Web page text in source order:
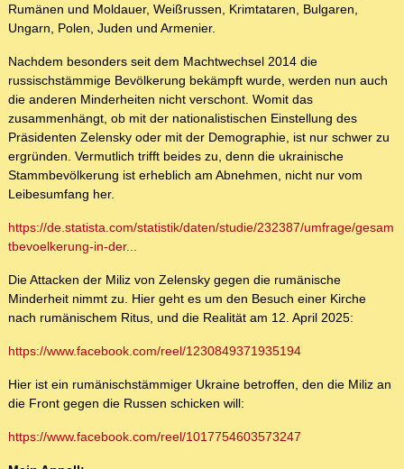
Rumänen und Moldauer, Weißrussen, Krimtataren, Bulgaren,
Ungarn, Polen, Juden und Armenier.
Nachdem besonders seit dem Machtwechsel 2014 die
russischstämmige Bevölkerung bekämpft wurde, werden nun auch
die anderen Minderheiten nicht verschont. Womit das
zusammenhängt, ob mit der nationalistischen Einstellung des
Präsidenten Zelensky oder mit der Demographie, ist nur schwer zu
ergründen. Vermutlich trifft beides zu, denn die ukrainische
Stammbevölkerung ist erheblich am Abnehmen, nicht nur vom
Leibesumfang her.
https://de.statista.com/statistik/daten/studie/232387/umfrage/gesam
tbevoelkerung-in-der...
Die Attacken der Miliz von Zelensky gegen die rumänische
Minderheit nimmt zu. Hier geht es um den Besuch einer Kirche
nach rumänischem Ritus, und die Realität am 12. April 2025:
https://www.facebook.com/reel/1230849371935194
Hier ist ein rumänischstämmiger Ukraine betroffen, den die Miliz an
die Front gegen die Russen schicken will:
https://www.facebook.com/reel/1017754603573247